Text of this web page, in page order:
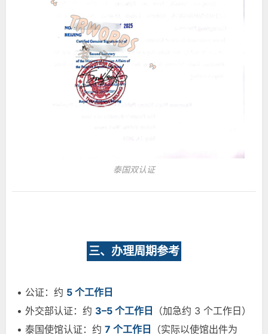
泰国双认证
三、办理周期参考
• 公证：约 5 个工作日
• 外交部认证：约 3–5 个工作日
（加急约 3 个工作日）
• 泰国使馆认证：约 7 个工作日
（实际以使馆出件为